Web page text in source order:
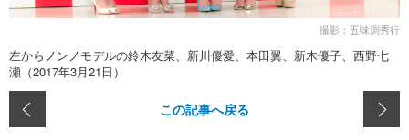
撮影：五味渕秀行
左からノンノモデルの鈴木友菜、新川優愛、本田翼、新木優子、西野七
瀬（2017年3月21日）
この記事へ戻る